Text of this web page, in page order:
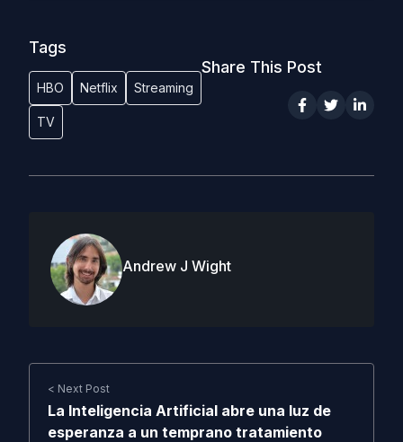
Tags
HBO Netflix Streaming
TV
Share This Post
Andrew J Wight
< Next Post
La Inteligencia Artificial abre una luz de
esperanza a un temprano tratamiento